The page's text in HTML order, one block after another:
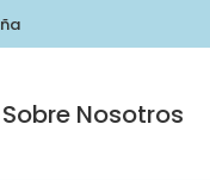
Sobre Nosotros